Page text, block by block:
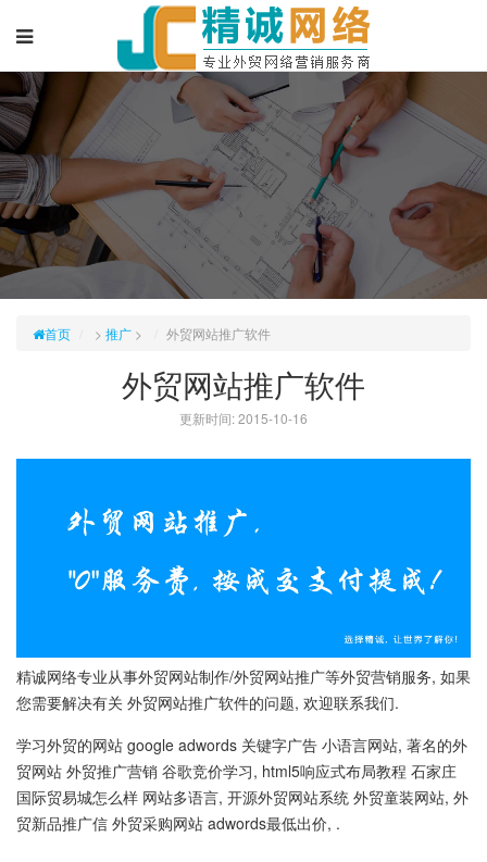
首页 > 推广 > 外贸网站推广软件
外贸网站推广软件
更新时间: 2015-10-16
精诚网络专业从事外贸网站制作/外贸网站推广等外贸营销服务, 如果
您需要解决有关 外贸网站推广软件的问题, 欢迎联系我们.
学习外贸的网站 google adwords 关键字广告 小语言网站, 著名的外
贸网站 外贸推广营销 谷歌竞价学习, html5响应式布局教程 石家庄
国际贸易城怎么样 网站多语言, 开源外贸网站系统 外贸童装网站, 外
贸新品推广信 外贸采购网站 adwords最低出价, .